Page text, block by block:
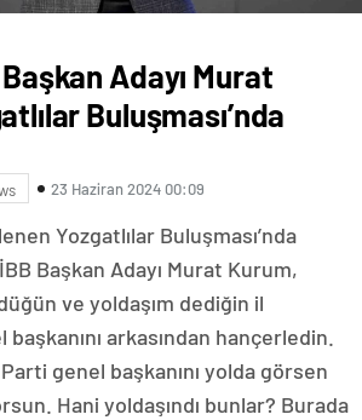
Adayı Murat
Buluşması’nda
23 Haziran 2024 00:09
Yozgatlılar Buluşması’nda
Başkan Adayı Murat Kurum,
ve yoldaşım dediğin il
başkanını arkasından hançerledin.
genel başkanını yolda görsen
Hani yoldaşındı bunlar? Burada